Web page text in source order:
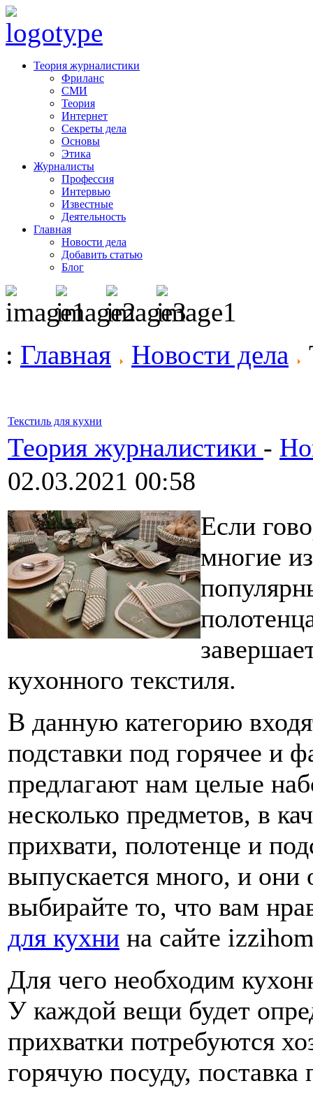
Теория журналистики
Фриланс
СМИ
Теория
Интернет
Секреты дела
Основы
Этика
Журналисты
Профессия
Интервью
Известные
Деятельность
Главная
Новости дела
Добавить статью
Блог
: Главная Новости дела
Текстиль для кухни
Теория журналистики -
02.03.2021 00:58
Если
многие
кухонного текстиля.
В данную категорию
подставки под горячее и
предлагают нам целые
несколько предметов, в
прихвати, полотенце и
выпускается много, и они
выбирайте то, что вам
для кухни на сайте
Для чего необходим
У каждой вещи будет
прихватки потребуются
горячую посуду, поставка